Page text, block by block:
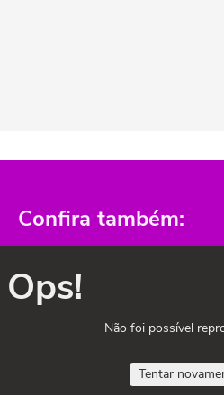
Confira também:
Ops!
Não foi possível
Tentar